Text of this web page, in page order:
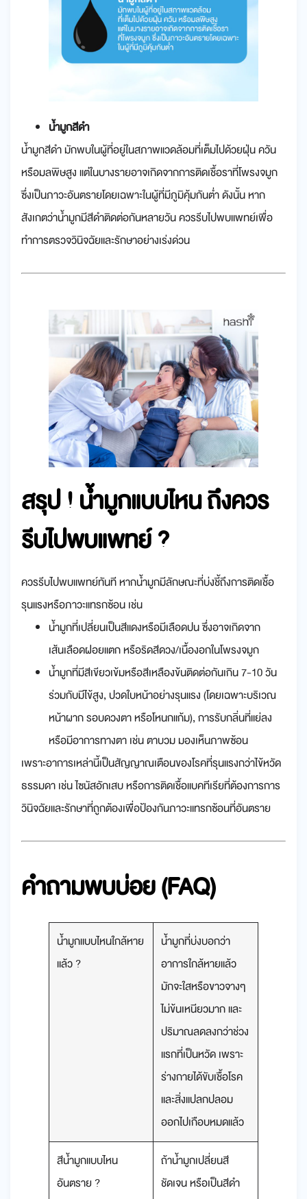
น้ำมูกสีดำ
น้ำมูกสีดำ มักพบในผู้ที่อยู่ในสภาพแวดล้อมที่เต็มไปด้วยฝุ่น ควัน
หรือมลพิษสูง แต่ในบางรายอาจเกิดจากการติดเชื้อราที่โพรงจมูก
ซึ่งเป็นภาวะอันตรายโดยเฉพาะในผู้ที่มีภูมิคุ้มกันต่ำ ดังนั้น หาก
สังเกตว่าน้ำมูกมีสีดำติดต่อกันหลายวัน ควรรีบไปพบแพทย์เพื่อ
ทำการตรวจวินิจฉัยและรักษาอย่างเร่งด่วน
สรุป ! น้ำมูกแบบไหน ถึงควร
รีบไปพบแพทย์ ?
ควรรีบไปพบแพทย์ทันที หากน้ำมูกมีลักษณะที่บ่งชี้ถึงการติดเชื้อ
รุนแรงหรือภาวะแทรกซ้อน เช่น
น้ำมูกที่เปลี่ยนเป็นสีแดงหรือมีเลือดปน ซึ่งอาจเกิดจาก
เส้นเลือดฝอยแตก หรือริดสีดวง/เนื้องอกในโพรงจมูก
น้ำมูกที่มีสีเขียวเข้มหรือสีเหลืองข้นติดต่อกันเกิน 7-10 วัน
ร่วมกับมีไข้สูง, ปวดใบหน้าอย่างรุนแรง (โดยเฉพาะบริเวณ
หน้าผาก รอบดวงตา หรือโหนกแก้ม), การรับกลิ่นที่แย่ลง
หรือมีอาการทางตา เช่น ตาบวม มองเห็นภาพซ้อน
เพราะอาการเหล่านี้เป็นสัญญาณเตือนของโรคที่รุนแรงกว่าไข้หวัด
ธรรมดา เช่น ไซนัสอักเสบ หรือการติดเชื้อแบคทีเรียที่ต้องการการ
วินิจฉัยและรักษาที่ถูกต้องเพื่อป้องกันภาวะแทรกซ้อนที่อันตราย
คำถามพบบ่อย (FAQ)
น้ำมูกแบบไหนใกล้หาย
แล้ว ?
น้ำมูกที่บ่งบอกว่า
อาการใกล้หายแล้ว
มักจะใสหรือขาวจางๆ
ไม่ข้นเหนียวมาก และ
ปริมาณลดลงกว่าช่วง
แรกที่เป็นหวัด เพราะ
ร่างกายได้ขับเชื้อโรค
และสิ่งแปลกปลอม
ออกไปเกือบหมดแล้ว
สีน้ำมูกแบบไหน
อันตราย ?
ถ้าน้ำมูกเปลี่ยนสี
ชัดเจน หรือเป็นสีดำ